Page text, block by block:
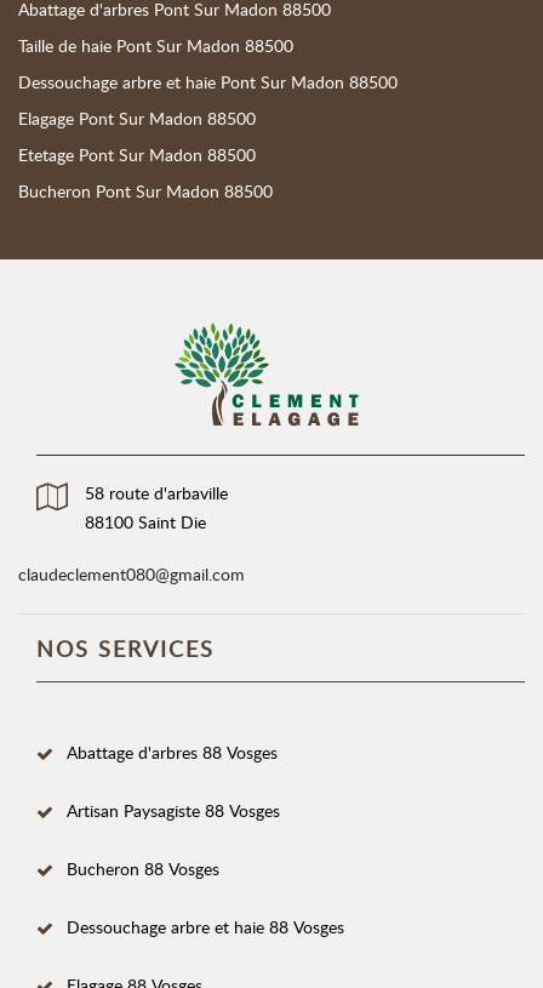
Abattage d'arbres Pont Sur Madon 88500
Taille de haie Pont Sur Madon 88500
Dessouchage arbre et haie Pont Sur Madon 88500
Elagage Pont Sur Madon 88500
Etetage Pont Sur Madon 88500
Bucheron Pont Sur Madon 88500
58 route d'arbaville
88100 Saint Die
claudeclement080@gmail.com
NOS SERVICES
Abattage d'arbres 88 Vosges
Artisan Paysagiste 88 Vosges
Bucheron 88 Vosges
Dessouchage arbre et haie 88 Vosges